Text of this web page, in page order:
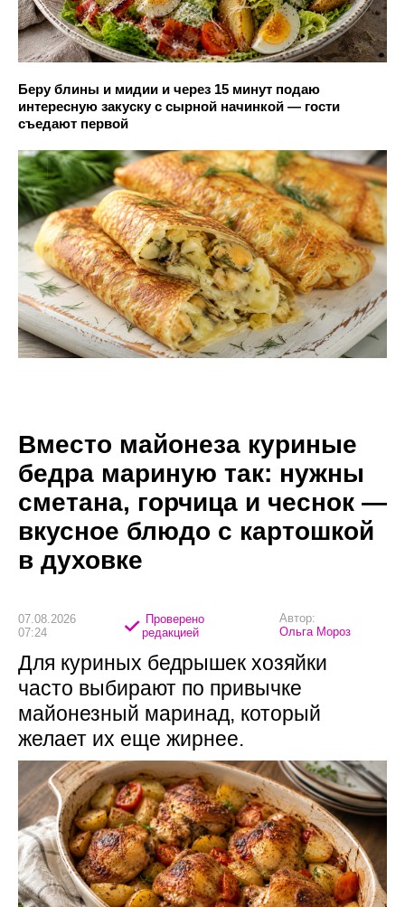
Беру блины и мидии и через 15 минут подаю
интересную закуску с сырной начинкой — гости
съедают первой
Вместо майонеза куриные
бедра мариную так: нужны
сметана, горчица и чеснок —
вкусное блюдо с картошкой
в духовке
07.08.2026
07:24
Проверено
редакцией
Автор:
Ольга Мороз
Для куриных бедрышек хозяйки
часто выбирают по привычке
майонезный маринад, который
желает их еще жирнее.